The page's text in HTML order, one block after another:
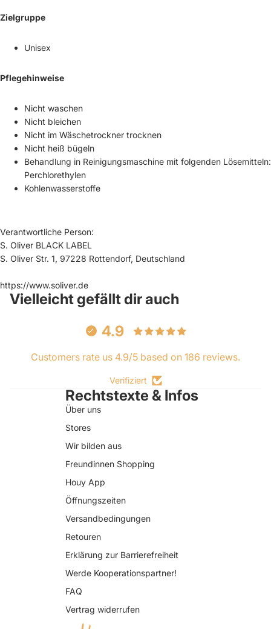
Zielgruppe
Unisex
Pflegehinweise
Nicht waschen
Nicht bleichen
Nicht im Wäschetrockner trocknen
Nicht heiß bügeln
Behandlung in Reinigungsmaschine mit folgenden Lösemitteln:
Perchlorethylen
Kohlenwasserstoffe
Verantwortliche Person:
S. Oliver BLACK LABEL
S. Oliver Str. 1, 97228 Rottendorf, Deutschland
https://www.soliver.de
Vielleicht gefällt dir auch
4.9
Customers rate us 4.9/5 based on 186 reviews.
Verifiziert
Rechtstexte & Infos
Über uns
Stores
Wir bilden aus
Freundinnen Shopping
Houy App
Öffnungszeiten
Versandbedingungen
Retouren
Erklärung zur Barrierefreiheit
Werde Kooperationspartner!
FAQ
Vertrag widerrufen